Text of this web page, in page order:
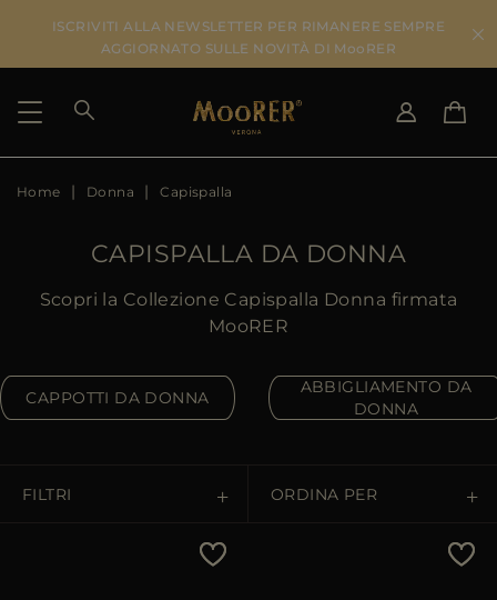
ISCRIVITI ALLA NEWSLETTER PER RIMANERE SEMPRE
AGGIORNATO SULLE NOVITÀ DI MooRER
PAESE DI SPEDIZIONE
DE
US
FR
GB
IT
Home Donna Capispalla
CAPISPALLA DA DONNA
Scopri la Collezione Capispalla Donna firmata
MooRER
CAPPOTTI DA DONNA
ABBIGLIAMENTO DA
DONNA
FILTRI ORDINA PER